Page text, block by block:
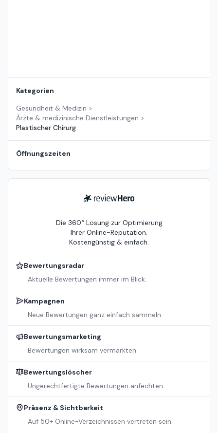
Kategorien
Gesundheit & Medizin >
Ärzte & medizinische Dienstleistungen >
Plastischer Chirurg
Öffnungszeiten
ReviewHero
Die 360° Lösung zur Optimierung
Ihrer Online-Reputation.
Kostengünstig & einfach.
Bewertungsradar
Aktuelle Bewertungen immer im Blick.
Kampagnen
Neue Bewertungen ganz einfach sammeln.
Bewertungsmarketing
Bewertungen wirksam vermarkten.
Bewertungslöscher
Ungerechtfertigte Bewertungen anfechten.
Präsenz & Sichtbarkeit
Auf 50+ Online-Verzeichnissen vertreten sein.